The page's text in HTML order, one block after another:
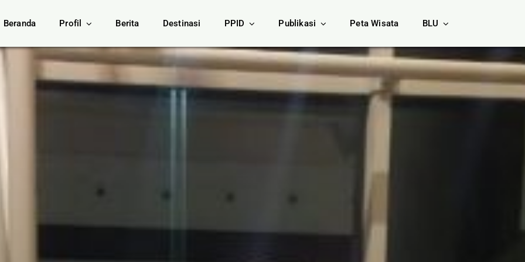
Beranda Profil Berita Destinasi PPID Publikasi Peta Wisata BLU